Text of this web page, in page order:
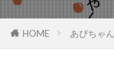
HOME あぴちゃ